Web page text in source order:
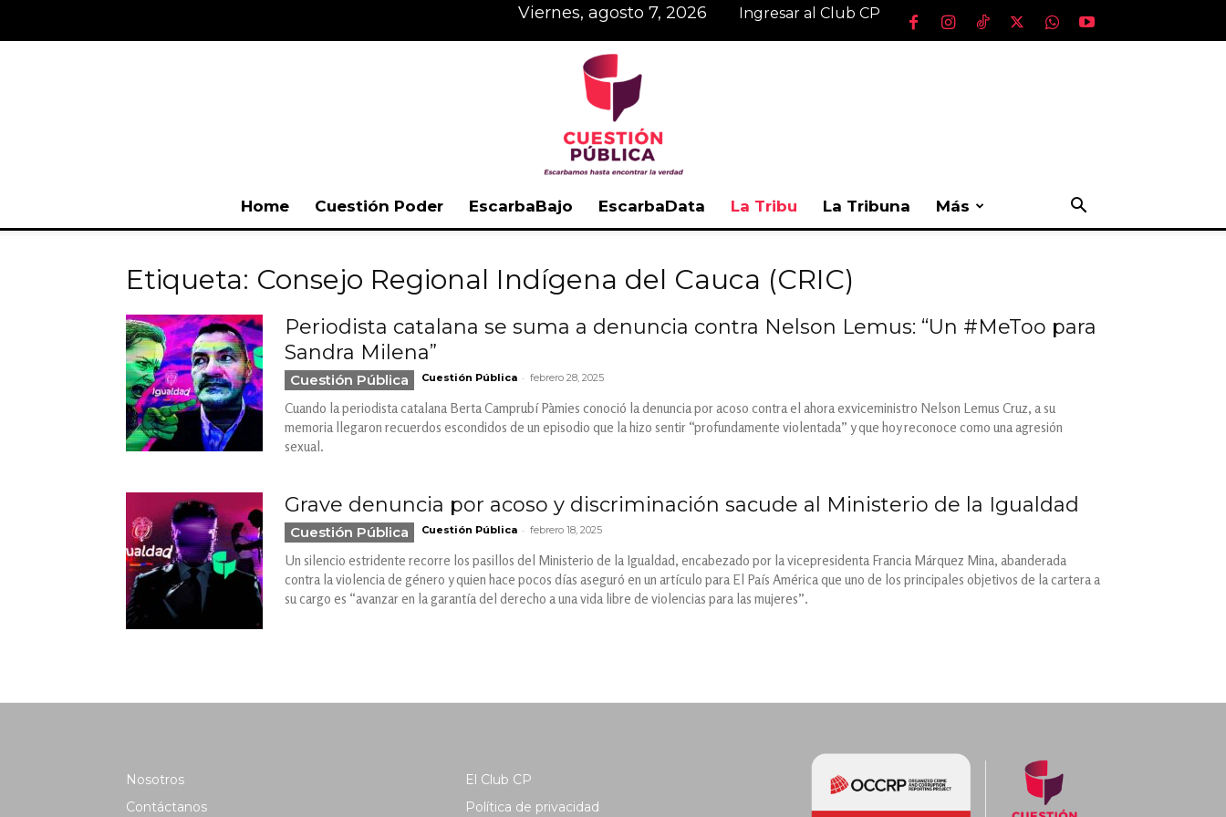
viernes, agosto 7, 2026 Ingresar al Club CP
Home Cuestión Poder EscarbaBajo EscarbaData La Tribu La Tribuna Más
Etiqueta: Consejo Regional Indígena del Cauca (CRIC)
Periodista catalana se suma a denuncia contra Nelson Lemus: “Un #MeToo para
Sandra Milena”
Cuestión Pública Cuestión Pública - febrero 28, 2025
Cuando la periodista catalana Berta Camprubí Pàmies conoció la denuncia por acoso contra el ahora exviceministro Nelson Lemus Cruz, a su
memoria llegaron recuerdos escondidos de un episodio que la hizo sentir “profundamente violentada” y que hoy reconoce como una agresión
sexual.
Grave denuncia por acoso y discriminación sacude al Ministerio de la Igualdad
Cuestión Pública Cuestión Pública - febrero 18, 2025
Un silencio estridente recorre los pasillos del Ministerio de la Igualdad, encabezado por la vicepresidenta Francia Márquez Mina, abanderada
contra la violencia de género y quien hace pocos días aseguró en un artículo para El País América que uno de los principales objetivos de la cartera a
su cargo es “avanzar en la garantía del derecho a una vida libre de violencias para las mujeres”.
Nosotros
Contáctanos
El Club CP
Política de privacidad